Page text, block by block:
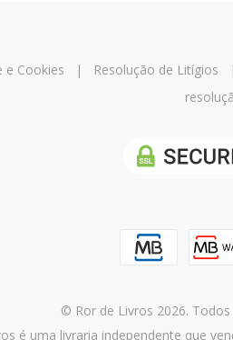
e Cookies | Resolução de Litígios
© Ror de Livros 2026.
é uma livraria independente que